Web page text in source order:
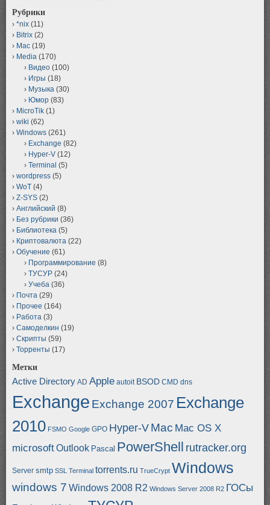
Рубрики
*nix (11)
Bitrix (2)
Mac (19)
Media (170)
Видео (100)
Игры (18)
Музыка (30)
Юмор (83)
MicroTik (1)
wiki (62)
Windows (261)
Exchange (82)
Hyper-V (12)
Terminal (5)
wordpress (5)
WoT (4)
Z-SYS (2)
Английский (8)
Без рубрики (36)
Библиотека (5)
Криптовалюта (22)
Обучение (61)
Программирование (8)
ТУСУР (24)
Учеба (36)
Почта (29)
Прочее (164)
Работа (3)
Самоделкин (19)
Скрипты (59)
Торренты (17)
Метки
Active Directory AD Apple autoit BSOD CMD dns
Exchange Exchange 2007 Exchange
2010 FSMO Google GPO Hyper-V Mac Mac OS X
microsoftOutlook Pascal PowerShell rutracker.org
Server smtp SSL Terminal torrents.ru TrueCrypt Windows
windows 7 Windows 2008 R2 Windows Server 2008 R2 ГОСы